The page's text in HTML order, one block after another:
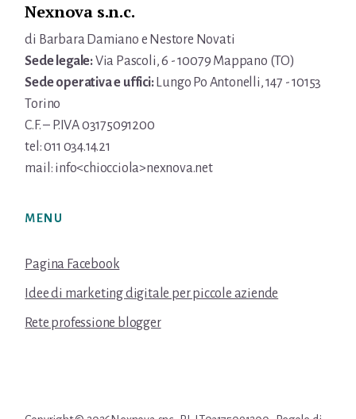
Nexnova s.n.c.
di Barbara Damiano e Nestore Novati
Sede legale:Via Pascoli, 6 - 10079 Mappano (TO)
Sede operativa e uffici:Lungo Po Antonelli, 147 - 10153
Torino
C.F. – P.IVA 03175091200
tel: 011 034.14.21
mail: info<chiocciola>nexnova.net
MENU
Pagina Facebook
Idee di marketing digitale per piccole aziende
Rete professione blogger